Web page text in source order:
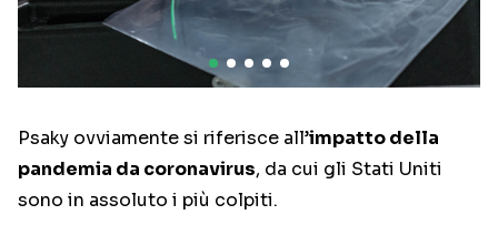
Psaky ovviamente si riferisce all’impatto della
pandemia da coronavirus, da cui gli Stati Uniti
sono in assoluto i più colpiti.